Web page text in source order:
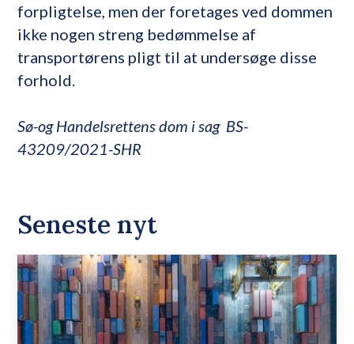
forpligtelse, men der foretages ved dommen
ikke nogen streng bedømmelse af
transportørens pligt til at undersøge disse
forhold.
Sø-og Handelsrettens dom i sag BS-
43209/2021-SHR
Seneste nyt